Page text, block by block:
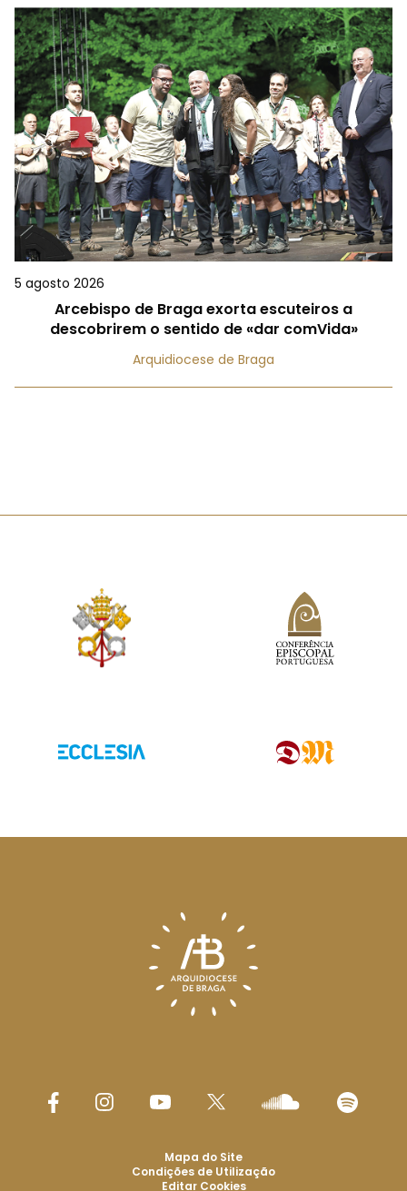
5 agosto 2026
Arcebispo de Braga exorta escuteiros a
descobrirem o sentido de «dar comVida»
Arquidiocese de Braga
Mapa do Site
Condições de Utilização
Editar Cookies